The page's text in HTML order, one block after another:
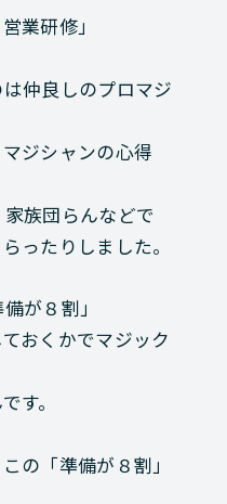
業研修」
仲良しのプロマジ
ジシャンの心得
族団らんなどで
ったりしました。
が８割」
おくかでマジック
す。
の「準備が８割」